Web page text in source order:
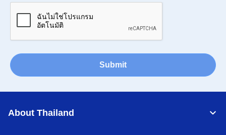
Submit
About Thailand